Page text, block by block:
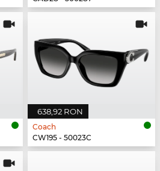
638,92 RON
Coach
CW195 - 50023C